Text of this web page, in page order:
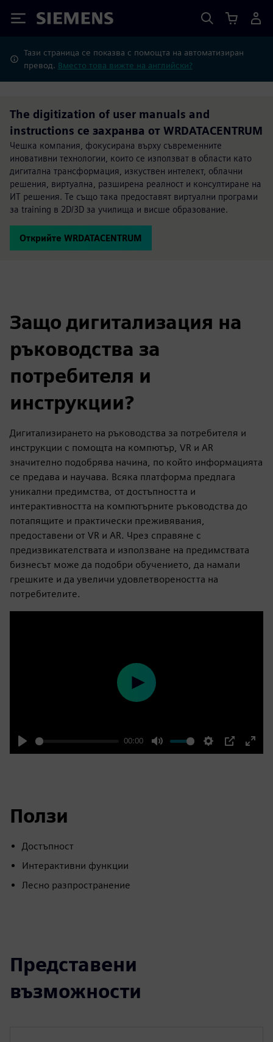
Siemens
Тази страница се показва с помощта на автоматизиран
превод. Вместо това вижте на английски?
The digitization of user manuals and
instructions се захранва от WRDATACENTRUM
Чешка компания, фокусирана върху съвременните
иновативни технологии, които се използват в области като
дигитална трансформация, изкуствен интелект, облачни
решения, виртуална, разширена реалност и консултиране на
ИТ решения. Те също така предоставят виртуални програми
за training в 2D/3D за училища и висше образование.
Открийте WRDATACENTRUM
Защо дигитализация на
ръководства за
потребителя и
инструкции?
Дигитализирането на ръководства за потребителя и
инструкции с помощта на компютър, VR и AR
значително подобрява начина, по който информацията
се предава и научава. Всяка платформа предлага
уникални предимства, от достъпността и
интерактивността на компютърните ръководства до
потапящите и практически преживявания,
предоставени от VR и AR. Чрез справяне с
предизвикателствата и използване на предимствата
бизнесът може да подобри обучението, да намали
грешките и да увеличи удовлетвореността на
потребителите.
Play
00:00
Mute Settings
PIP
Enter
Play
Ползи
Достъпност
Интерактивни функции
Лесно разпространение
Представени
възможности